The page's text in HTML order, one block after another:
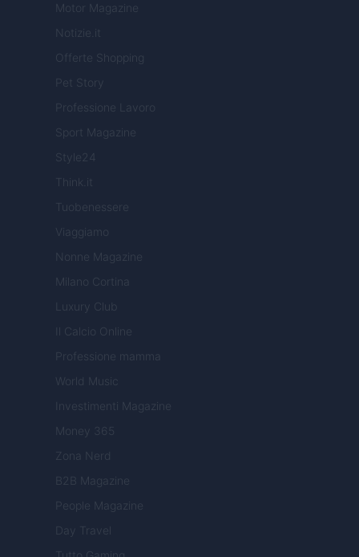
Motor Magazine
Notizie.it
Offerte Shopping
Pet Story
Professione Lavoro
Sport Magazine
Style24
Think.it
Tuobenessere
Viaggiamo
Nonne Magazine
Milano Cortina
Luxury Club
Il Calcio Online
Professione mamma
World Music
Investimenti Magazine
Money 365
Zona Nerd
B2B Magazine
People Magazine
Day Travel